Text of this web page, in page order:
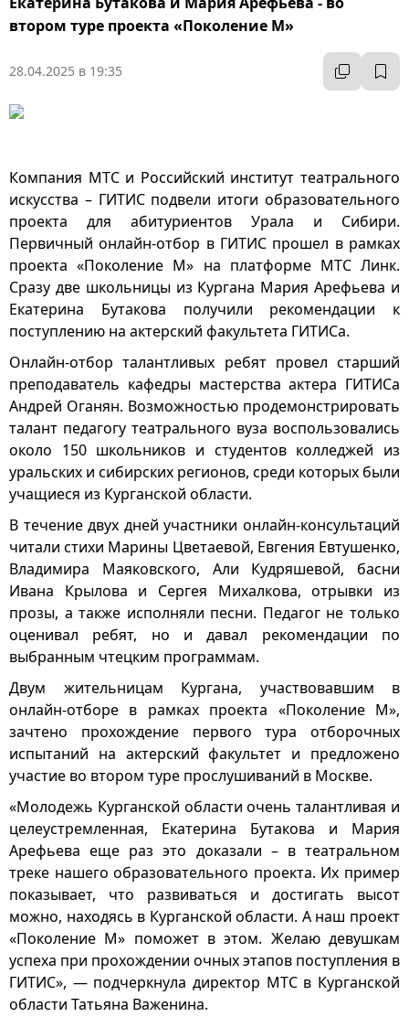
втором туре проекта «Поколение М»
28.04.2025 в 19:35
Компания МТС и Российский институт театрального
искусства – ГИТИС подвели итоги образовательного
проекта для абитуриентов Урала и Сибири.
Первичный онлайн-отбор в ГИТИС прошел в рамках
проекта «Поколение М» на платформе МТС Линк.
Сразу две школьницы из Кургана Мария Арефьева и
Екатерина Бутакова получили рекомендации к
поступлению на актерский факультета ГИТИСа.
Онлайн-отбор талантливых ребят провел старший
преподаватель кафедры мастерства актера ГИТИСа
Андрей Оганян. Возможностью продемонстрировать
талант педагогу театрального вуза воспользовались
около 150 школьников и студентов колледжей из
уральских и сибирских регионов, среди которых были
учащиеся из Курганской области.
В течение двух дней участники онлайн-консультаций
читали стихи Марины Цветаевой, Евгения Евтушенко,
Владимира Маяковского, Али Кудряшевой, басни
Ивана Крылова и Сергея Михалкова, отрывки из
прозы, а также исполняли песни. Педагог не только
оценивал ребят, но и давал рекомендации по
выбранным чтецким программам.
Двум жительницам Кургана, участвовавшим в
онлайн-отборе в рамках проекта «Поколение М»,
зачтено прохождение первого тура отборочных
испытаний на актерский факультет и предложено
участие во втором туре прослушиваний в Москве.
«Молодежь Курганской области очень талантливая и
целеустремленная, Екатерина Бутакова и Мария
Арефьева еще раз это доказали – в театральном
треке нашего образовательного проекта. Их пример
показывает, что развиваться и достигать высот
можно, находясь в Курганской области. А наш проект
«Поколение М» поможет в этом. Желаю девушкам
успеха при прохождении очных этапов поступления в
ГИТИС», — подчеркнула директор МТС в Курганской
области Татьяна Важенина.